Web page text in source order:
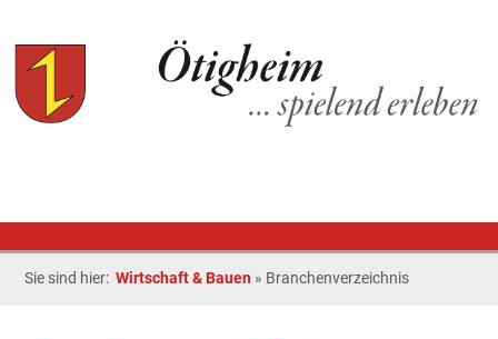
Sie sind hier:Wirtschaft & Bauen » Branchenverzeichnis